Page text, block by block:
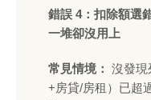
錯誤 4：扣除額選
一堆卻沒用上
常見情境： 沒發現
+房貸/房租）已超